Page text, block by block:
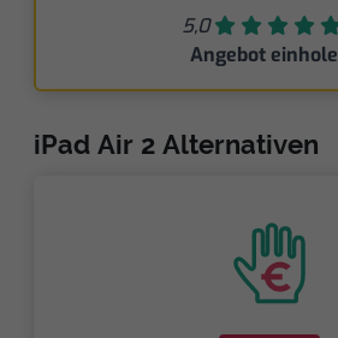
5,0
Angebot
iPad Air 2 Alternativen